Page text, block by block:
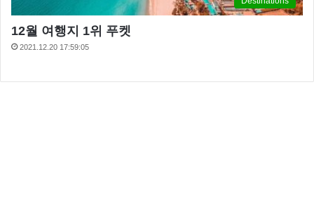
12월 여행지 1위 푸켓
2021.12.20 17:59:05